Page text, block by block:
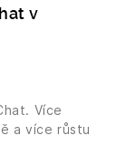
v
Více
a více růstu